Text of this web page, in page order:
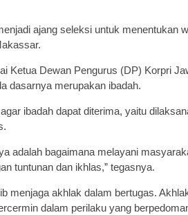
ajang seleksi untuk menentukan
Ketua Dewan Pengurus (DP) Korpri
dasarnya merupakan ibadah.
ibadah dapat diterima, yaitu
adalah bagaimana melayani
tuntunan dan ikhlas,” tegasnya.
menjaga akhlak dalam bertugas.
dalam perilaku yang